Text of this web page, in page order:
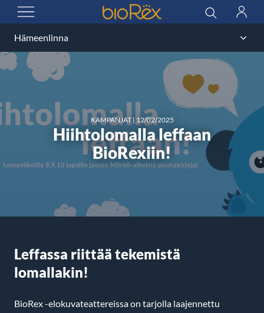
AVAA VALIKKO
BioRex Cinemas Haku
KAMPANJAT | 12/02/2025
Hiihtolomalla leffaan
BioRexiin!
Leffassa riittää tekemistä
lomallakin!
BioRex -elokuvateattereissa on tarjolla laajennettu